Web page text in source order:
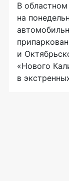
В
на
и
«Нового
в